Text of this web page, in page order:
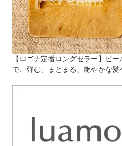
【ロゴナ定番ロングセラー】ビ
で、弾む、まとまる、艶やかな髪